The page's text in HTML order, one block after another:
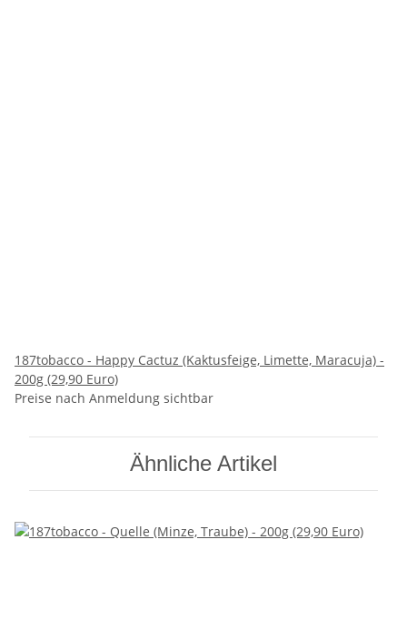
187tobacco - Happy Cactuz (Kaktusfeige, Limette, Maracuja) -
200g (29,90 Euro)
Preise nach Anmeldung sichtbar
Ähnliche Artikel